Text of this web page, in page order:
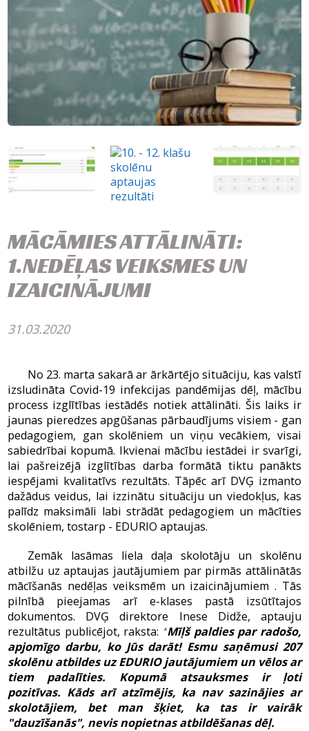
MĀCĀMIES ATTĀLINĀTI:
1.NEDĒĻAS VEIKSMES UN
IZAICINĀJUMI
31.03.2020
No 23. marta sakarā ar ārkārtējo situāciju, kas valstī
izsludināta Covid-19 infekcijas pandēmijas dēļ, mācību
process izglītības iestādēs notiek attālināti. Šis laiks ir
jaunas pieredzes apgūšanas pārbaudījums visiem - gan
pedagogiem, gan skolēniem un viņu vecākiem, visai
sabiedrībai kopumā. Ikvienai mācību iestādei ir svarīgi,
lai pašreizējā izglītības darba formātā tiktu panākts
iespējami kvalitatīvs rezultāts. Tāpēc arī DVĢ izmanto
dažādus veidus, lai izzinātu situāciju un viedokļus, kas
palīdz maksimāli labi strādāt pedagogiem un mācīties
skolēniem, tostarp - EDURIO aptaujas.
Zemāk lasāmas liela daļa skolotāju un skolēnu
atbilžu uz aptaujas jautājumiem par pirmās attālinātās
mācīšanās nedēļas veiksmēm un izaicinājumiem . Tās
pilnībā pieejamas arī e-klases pastā izsūtītajos
dokumentos. DVĢ direktore Inese Didže, aptauju
rezultātus publicējot, raksta: “Mīļš paldies par radošo,
apjomīgo darbu, ko Jūs darāt! Esmu saņēmusi 207
skolēnu atbildes uz EDURIO jautājumiem un vēlos ar
tiem padalīties. Kopumā atsauksmes ir ļoti
pozitīvas. Kāds arī atzīmējis, ka nav sazinājies ar
skolotājiem, bet man šķiet, ka tas ir vairāk
"dauzīšanās", nevis nopietnas atbildēšanas dēļ.